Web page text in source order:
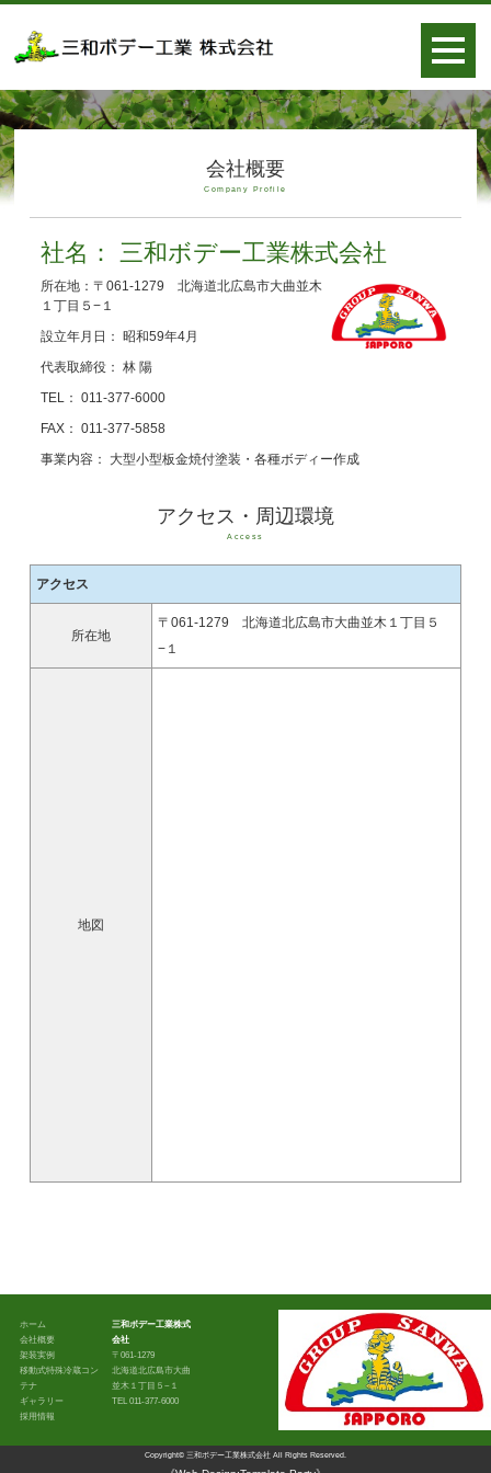
会社概要
Company Profile
社名： 三和ボデー工業株式会社
所在地：〒061-1279 北海道北広島市大曲並木
１丁目５−１
設立年月日： 昭和59年4月
代表取締役： 林 陽
TEL： 011-377-6000
FAX： 011-377-5858
事業内容： 大型小型板金焼付塗装・各種ボディー作成
アクセス・周辺環境
Access
アクセス
所在地
〒061-1279 北海道北広島市大曲並木１丁目５
−１
地図
ホーム
会社概要
架装実例
移動式特殊冷蔵コン
テナ
ギャラリー
採用情報
三和ボデー工業株式
会社
〒061-1279
北海道北広島市大曲
並木１丁目５−１
TEL 011-377-6000
Copyright© 三和ボデー工業株式会社 All Rights Reserved.